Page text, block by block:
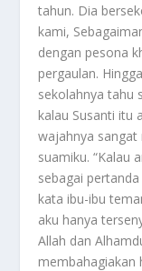
tahun. Dia
kami,
dengan pesona
pergaulan.
sekolahnya tahu
kalau Susanti itu
wajahnya
suamiku. “Kalau
sebagai
kata ibu-ibu
aku hanya
Allah dan
membahagiakan